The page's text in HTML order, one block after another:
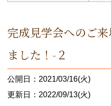
完成見学会へのご
ました！-２
公開日：2021/03/16(火)
更新日：2022/09/13(火)